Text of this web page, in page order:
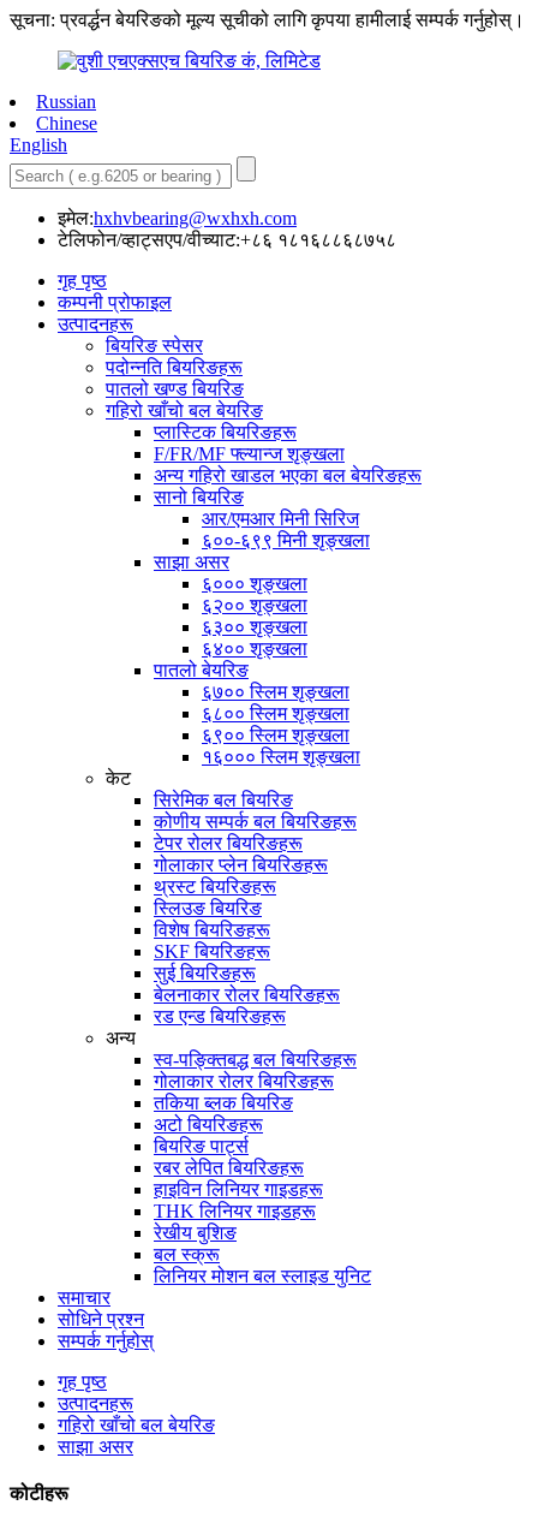
सूचना: प्रवर्द्धन बेयरिङको मूल्य सूचीको लागि कृपया हामीलाई सम्पर्क गर्नुहोस्।
Russian
Chinese
English
इमेल:hxhvbearing@wxhxh.com
टेलिफोन/व्हाट्सएप/वीच्याट:+८६ १८१६८८६८७५८
गृह पृष्ठ
कम्पनी प्रोफाइल
उत्पादनहरू
बियरिङ स्पेसर
पदोन्नति बियरिङहरू
पातलो खण्ड बियरिङ
गहिरो खाँचो बल बेयरिङ
प्लास्टिक बियरिङहरू
F/FR/MF फ्ल्यान्ज शृङ्खला
अन्य गहिरो खाडल भएका बल बेयरिङहरू
सानो बियरिङ
आर/एमआर मिनी सिरिज
६००-६९९ मिनी शृङ्खला
साझा असर
६००० शृङ्खला
६२०० शृङ्खला
६३०० शृङ्खला
६४०० शृङ्खला
पातलो बेयरिङ
६७०० स्लिम शृङ्खला
६८०० स्लिम शृङ्खला
६९०० स्लिम शृङ्खला
१६००० स्लिम शृङ्खला
केट
सिरेमिक बल बियरिङ
कोणीय सम्पर्क बल बियरिङहरू
टेपर रोलर बियरिङहरू
गोलाकार प्लेन बियरिङहरू
थ्रस्ट बियरिङहरू
स्लिउङ बियरिङ
विशेष बियरिङहरू
SKF बियरिङहरू
सुई बियरिङहरू
बेलनाकार रोलर बियरिङहरू
रड एन्ड बियरिङहरू
अन्य
स्व-पङ्क्तिबद्ध बल बियरिङहरू
गोलाकार रोलर बियरिङहरू
तकिया ब्लक बियरिङ
अटो बियरिङहरू
बियरिङ पार्ट्स
रबर लेपित बियरिङहरू
हाइविन लिनियर गाइडहरू
THK लिनियर गाइडहरू
रेखीय बुशिङ
बल स्क्रू
लिनियर मोशन बल स्लाइड युनिट
समाचार
सोधिने प्रश्न
सम्पर्क गर्नुहोस्
गृह पृष्ठ
उत्पादनहरू
गहिरो खाँचो बल बेयरिङ
साझा असर
कोटीहरू